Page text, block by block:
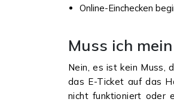
Online-Einchecken
Muss ich
Nein, es ist kein Muss,
das E-Ticket auf das
nicht funktioniert oder